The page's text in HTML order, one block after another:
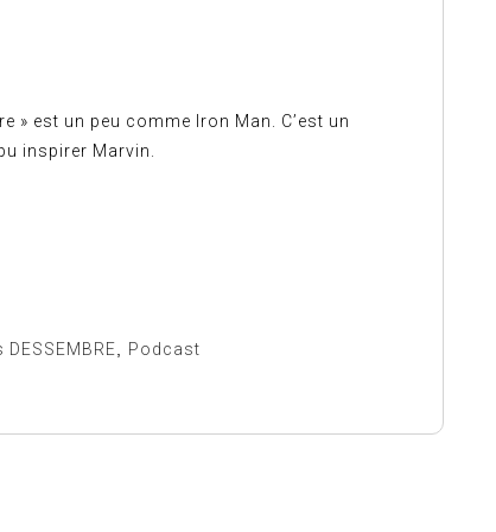
» est un peu comme Iron Man. C’est un
inspirer Marvin.
Podcast